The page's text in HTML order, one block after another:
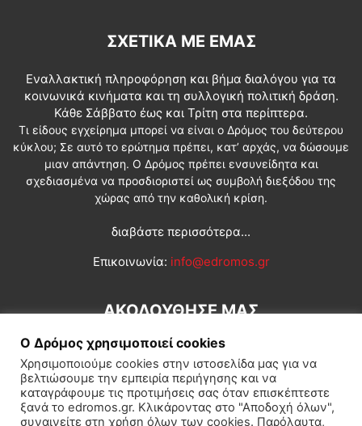
ΣΧΕΤΙΚΆ ΜΕ ΕΜΆΣ
Εναλλακτική πληροφόρηση και βήμα διαλόγου για τα
κοινωνικά κινήματα και τη συλλογική πολιτική δράση.
Κάθε Σάββατο έως και Τρίτη στα περίπτερα.
Τι είδους εγχείρημα μπορεί να είναι ο Δρόμος του δεύτερου
κύκλου; Σε αυτό το ερώτημα πρέπει, κατ’ αρχάς, να δώσουμε
μιαν απάντηση. Ο Δρόμος πρέπει ενσυνείδητα και
σχεδιασμένα να προσδιοριστεί ως συμβολή διεξόδου της
χώρας από την καθολική κρίση.
διαβάστε περισσότερα...
Επικοινωνία: info@edromos.gr
ΑΚΟΛΟΥΘΗΣΕ ΜΑΣ
Ο Δρόμος χρησιμοποιεί cookies
Χρησιμοποιούμε cookies στην ιστοσελίδα μας για να
βελτιώσουμε την εμπειρία περιήγησης και να
καταγράφουμε τις προτιμήσεις σας όταν επισκέπτεστε
ξανά το edromos.gr. Κλικάροντας στο "Αποδοχή όλων",
συναινείτε στη χρήση όλων των cookies. Παρόλαυτα,